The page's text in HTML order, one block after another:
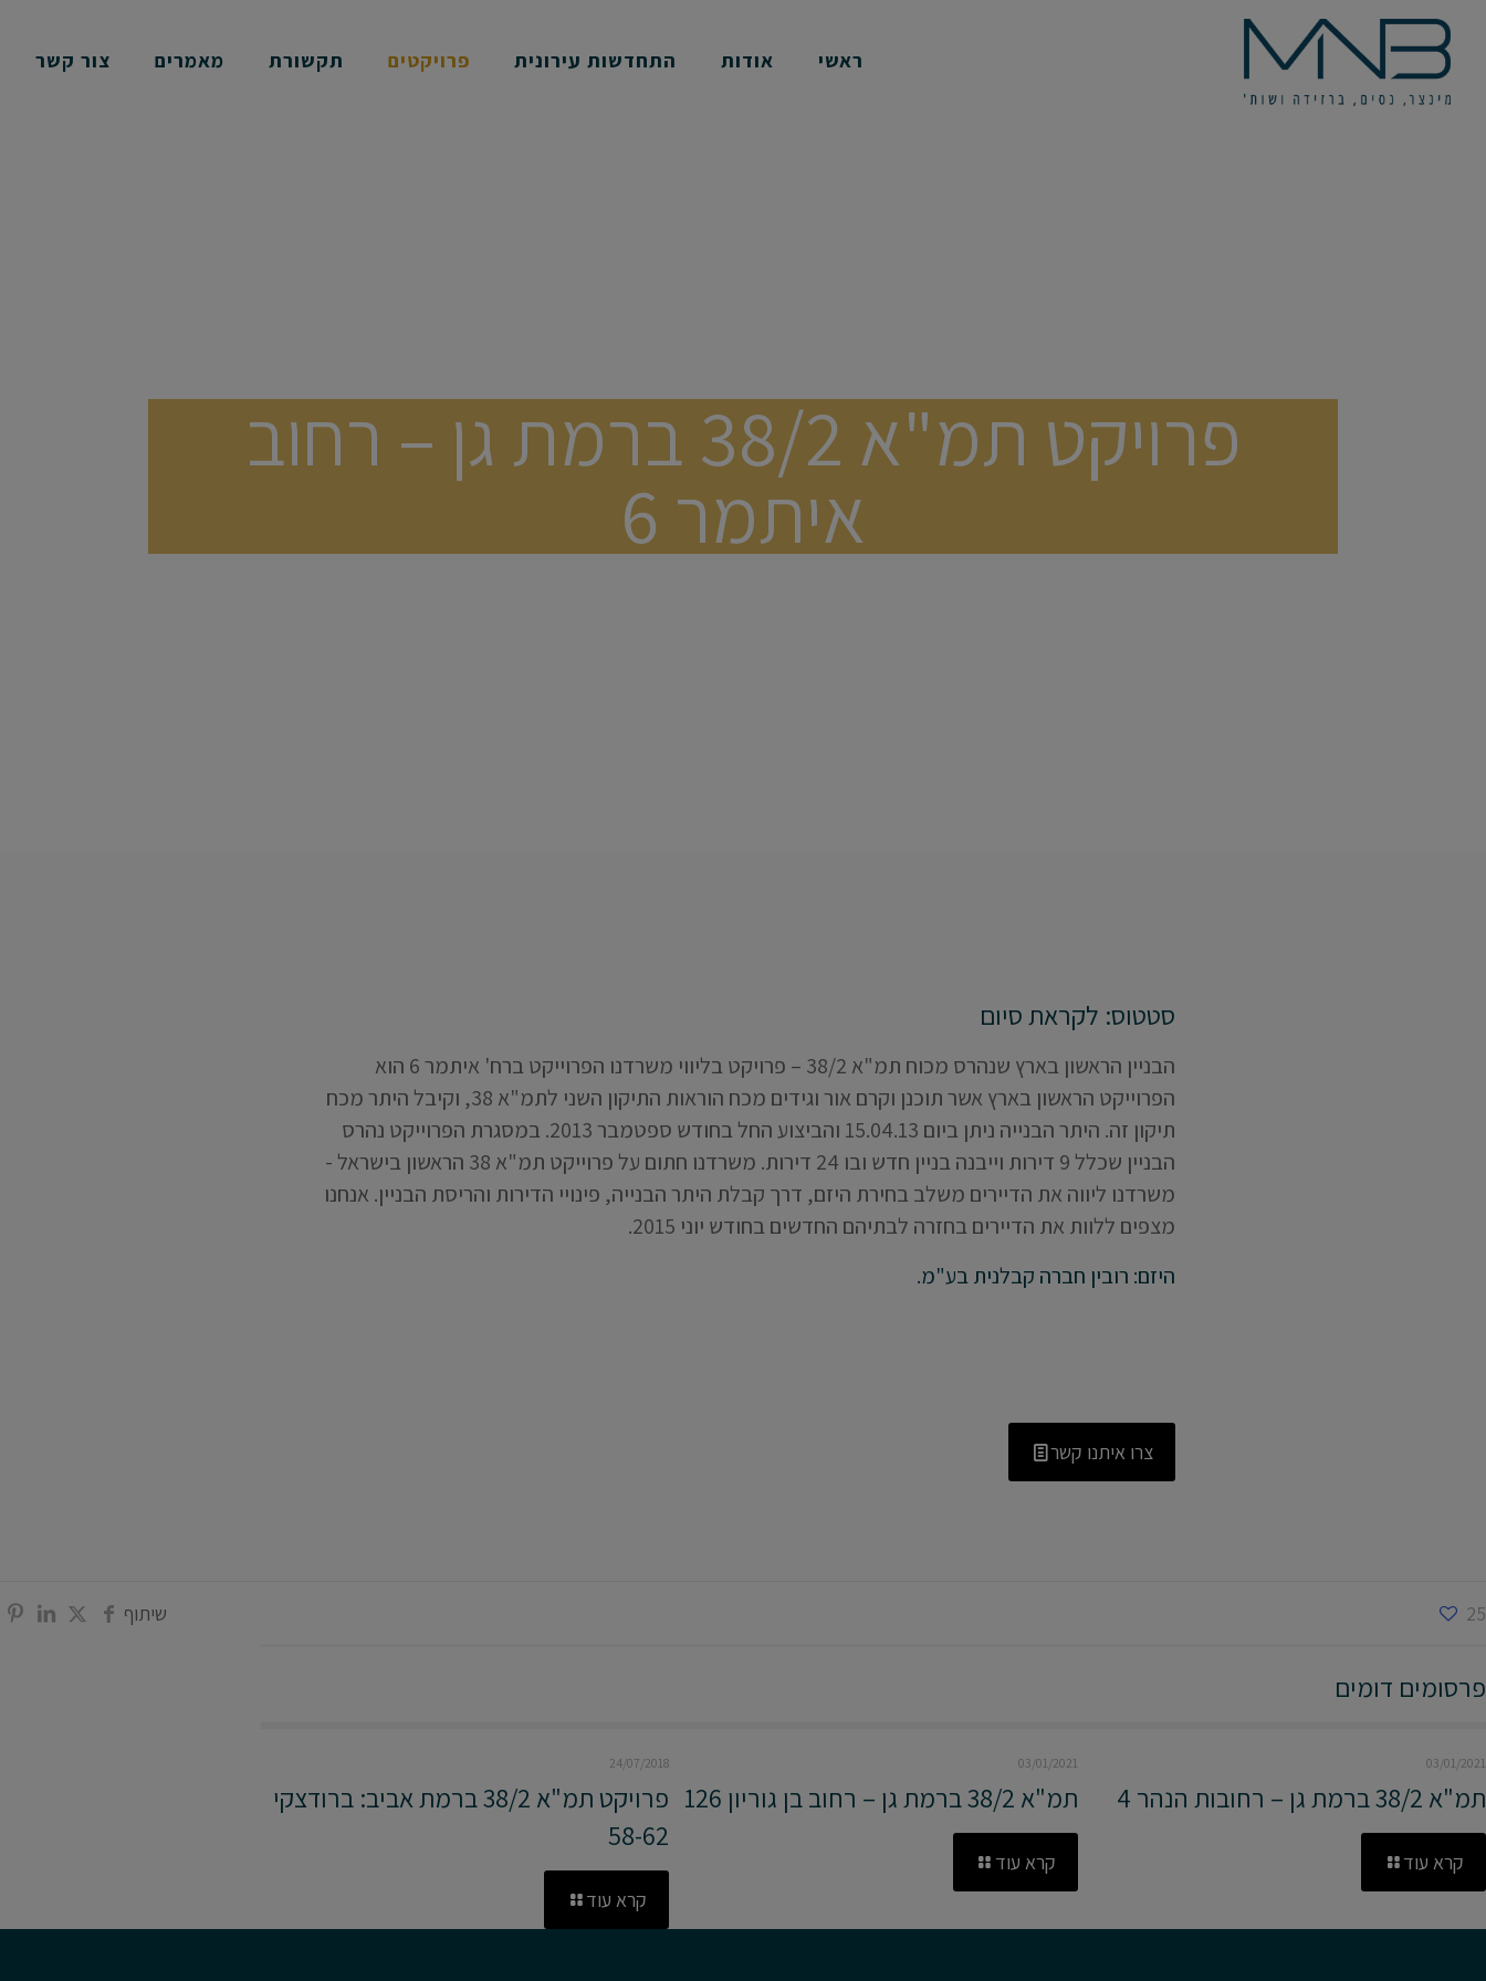
ראשי אודות התחדשות עירונית פרויקטים תקשורת מאמרים צור קשר
פרויקט תמ"א 38/2 ברמת גן – רחוב
איתמר 6
סטטוס: לקראת סיום
הבניין הראשון בארץ שנהרס מכוח תמ"א 38/2 – פרויקט בליווי משרדנו הפרוייקט ברח' איתמר 6 הוא
הפרוייקט הראשון בארץ אשר תוכנן וקרם אור וגידים מכח הוראות התיקון השני לתמ"א 38, וקיבל היתר מכח
תיקון זה. היתר הבנייה ניתן ביום 15.04.13 והביצוע החל בחודש ספטמבר 2013. במסגרת הפרוייקט נהרס
הבניין שכלל 9 דירות וייבנה בניין חדש ובו 24 דירות. משרדנו חתום על פרוייקט תמ"א 38 הראשון בישראל -
משרדנו ליווה את הדיירים משלב בחירת היזם, דרך קבלת היתר הבנייה, פינויי הדירות והריסת הבניין. אנחנו
מצפים ללוות את הדיירים בחזרה לבתיהם החדשים בחודש יוני 2015.
היזם: רובין חברה קבלנית בע"מ.
צרו איתנו קשר
שיתוף 25
פרסומים דומים
03/01/2021
תמ"א 38/2 ברמת גן – רחובות הנהר 4
קרא עוד
03/01/2021
תמ"א 38/2 ברמת גן – רחוב בן גוריון 126
קרא עוד
24/07/2018
פרויקט תמ"א 38/2 ברמת אביב: ברודצקי
58-62
קרא עוד